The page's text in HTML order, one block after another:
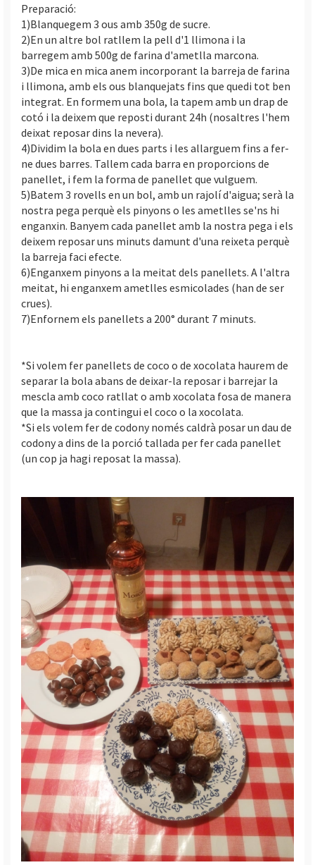
Preparació:
1)Blanquegem 3 ous amb 350g de sucre.
2)En un altre bol ratllem la pell d'1 llimona i la
barregem amb 500g de farina d'ametlla marcona.
3)De mica en mica anem incorporant la barreja de farina
i llimona, amb els ous blanquejats fins que quedi tot ben
integrat. En formem una bola, la tapem amb un drap de
cotó i la deixem que reposti durant 24h (nosaltres l'hem
deixat reposar dins la nevera).
4)Dividim la bola en dues parts i les allarguem fins a fer-
ne dues barres. Tallem cada barra en proporcions de
panellet, i fem la forma de panellet que vulguem.
5)Batem 3 rovells en un bol, amb un rajolí d'aigua; serà la
nostra pega perquè els pinyons o les ametlles se'ns hi
enganxin. Banyem cada panellet amb la nostra pega i els
deixem reposar uns minuts damunt d'una reixeta perquè
la barreja faci efecte.
6)Enganxem pinyons a la meitat dels panellets. A l'altra
meitat, hi enganxem ametlles esmicolades (han de ser
crues).
7)Enfornem els panellets a 200° durant 7 minuts.
*Si volem fer panellets de coco o de xocolata haurem de
separar la bola abans de deixar-la reposar i barrejar la
mescla amb coco ratllat o amb xocolata fosa de manera
que la massa ja contingui el coco o la xocolata.
*Si els volem fer de codony només caldrà posar un dau de
codony a dins de la porció tallada per fer cada panellet
(un cop ja hagi reposat la massa).